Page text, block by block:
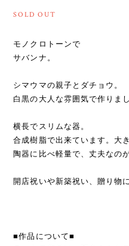
SOLD OUT
モノクロトーンで
サバンナ。
シマウマの親子とダチョウ。
白黒の大人な雰囲気で作りまし
横長でスリムな器。
合成樹脂で出来ています。大
陶器に比べ軽量で、丈夫なの
開店祝いや新築祝い、贈り物
■作品について■